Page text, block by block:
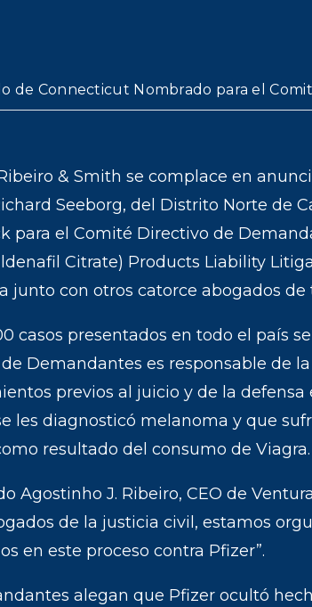
de Connecticut Nombrado para el
& Smith se complace en
Seeborg, del Distrito Norte de
para el Comité Directivo de
Citrate) Products Liability
junto con otros catorce abogados de
casos presentados en todo el país
Demandantes es responsable de
previos al juicio y de la
les diagnosticó melanoma y que
resultado del consumo de Viagra.
Agostinho J. Ribeiro, CEO de
de la justicia civil, estamos
en este proceso contra Pfizer”.
alegan que Pfizer ocultó